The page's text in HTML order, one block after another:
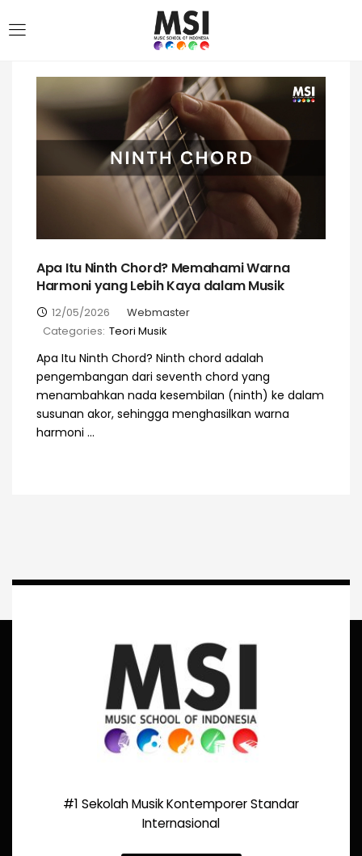
Apa Itu Ninth Chord? Memahami Warna
Harmoni yang Lebih Kaya dalam Musik
12/05/2026
Webmaster
Categories: Teori Musik
Apa Itu Ninth Chord? Ninth chord adalah
pengembangan dari seventh chord yang
menambahkan nada kesembilan (ninth) ke dalam
susunan akor, sehingga menghasilkan warna
harmoni ...
#1 Sekolah Musik Kontemporer Standar
Internasional